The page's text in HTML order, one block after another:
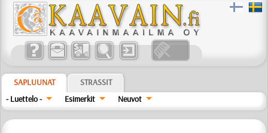
SAPLUUNAT
STRASSIT
- Luettelo -
Esimerkit Neuvot